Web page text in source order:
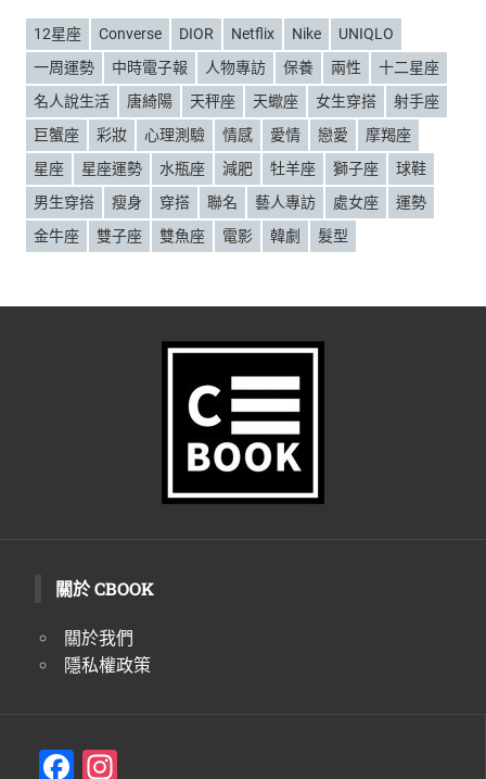
12星座 Converse DIOR Netflix Nike
UNIQLO
一周運勢
中時電子報 人物專訪 保養 兩性
十二星座
名人說生活
唐綺陽 天秤座 天蠍座 女生穿搭
射手座
巨蟹座
彩妝 心理測驗 情感 愛情 戀愛
摩羯座
星座
星座運勢 水瓶座 減肥 牡羊座 獅子座
球鞋
男生穿搭
瘦身 穿搭 聯名 藝人專訪 處女座
運勢
金牛座
雙子座 雙魚座 電影 韓劇 髮型
關於 CBOOK
關於我們
隱私權政策
F